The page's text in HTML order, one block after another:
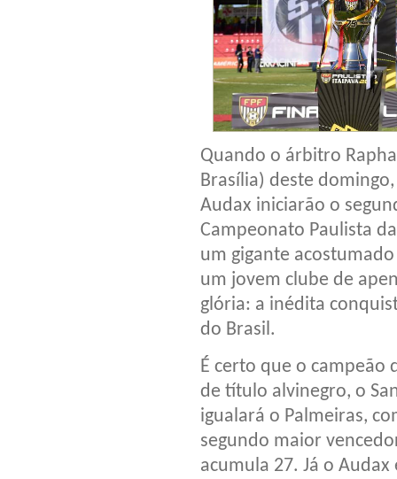
Quando o árbitro
Brasília) deste
Audax iniciarão o
Campeonato Paulista
um gigante
um jovem clube de
glória: a inédita
do Brasil.
É certo que o campeão
de título alvinegro, o
igualará o Palmeiras,
segundo maior
acumula 27. Já o